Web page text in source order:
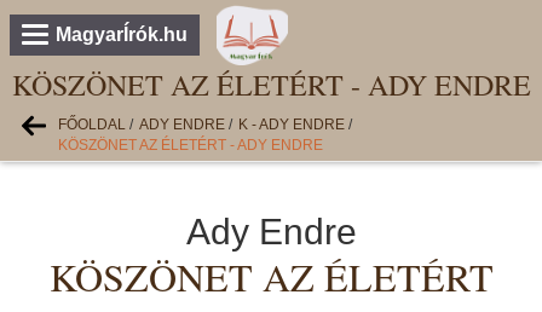
MagyarÍrók.hu
KÖSZÖNET AZ ÉLETÉRT - ADY ENDRE
FŐOLDAL / ADY ENDRE / K - ADY ENDRE /
KÖSZÖNET AZ ÉLETÉRT - ADY ENDRE
Ady Endre
KÖSZÖNET AZ ÉLETÉRT